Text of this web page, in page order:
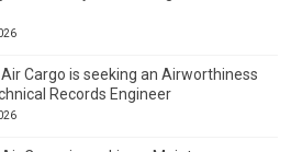
Cargo is seeking an Airworthiness
Records Engineer